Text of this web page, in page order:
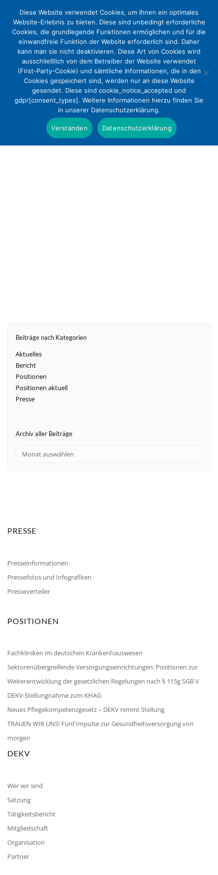
Kostenfreie medizinische
Behandlungsplätze für ukrainische
Kriegsverletzte
Presse
Beiträge nach Kategorien
Aktuelles
Bericht
Positionen
Positionen aktuell
Presse
Archiv aller Beiträge
PRESSE
Presseinformationen
Pressefotos und Infografiken
Presseverteiler
POSITIONEN
Fachkliniken im deutschen Krankenhauswesen
Sektorenübergreifende Versorgungseinrichtungen: Positionen zur
Weiterentwicklung der gesetzlichen Regelungen nach § 115g SGB V
DEKV-Stellungnahme zum KHAG
Neues Pflegekompetenzgesetz – DEKV nimmt Stellung
TRAUEN WIR UNS! Fünf Impulse zur Gesundheitsversorgung von
morgen
DEKV
Wer wir sind
Satzung
Tätigkeitsbericht
Mitgliedschaft
Organisation
Partner
Diese Website verwendet Cookies, um Ihnen ein optimales
Website-Erlebnis zu bieten. Diese sind unbedingt erforderliche
Cookies, die grundlegende Funktionen ermöglichen und für die
einwandfreie Funktion der Website erforderlich sind. Daher
kann man sie nicht deaktivieren. Diese Art von Cookies wird
ausschließlich von dem Betreiber der Website verwendet
(First-Party-Cookie) und sämtliche Informationen, die in den
Cookies gespeichert sind, werden nur an diese Website
gesendet. Diese sind cookie_notice_accepted und
gdpr[consent_types]. Weitere Informationen hierzu finden Sie
in unserer Datenschutzerklärung.
Verstanden Datenschutzerklärung